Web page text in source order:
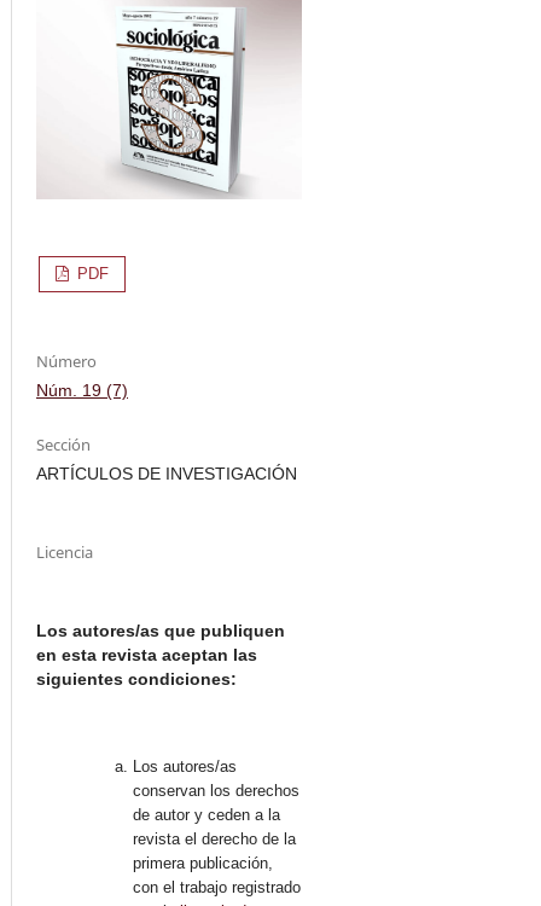
PDF
Número
Núm. 19 (7)
Sección
ARTÍCULOS DE INVESTIGACIÓN
Licencia
Los autores/as que publiquen
en esta revista aceptan las
siguientes condiciones:
Los autores/as
conservan los derechos
de autor y ceden a la
revista el derecho de la
primera publicación,
con el trabajo registrado